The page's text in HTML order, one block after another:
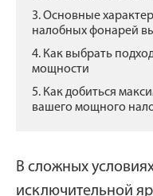
3. Основные
налобных фонарей
4. Как выбрать
мощности
5. Как добиться
вашего мощного
В сложных
исключительной